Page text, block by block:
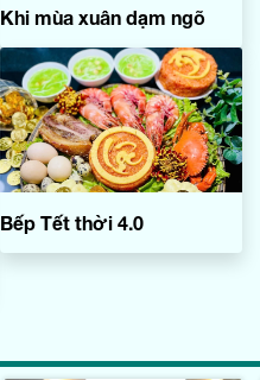
Khi mùa xuân dạm ngõ
Bếp Tết thời 4.0